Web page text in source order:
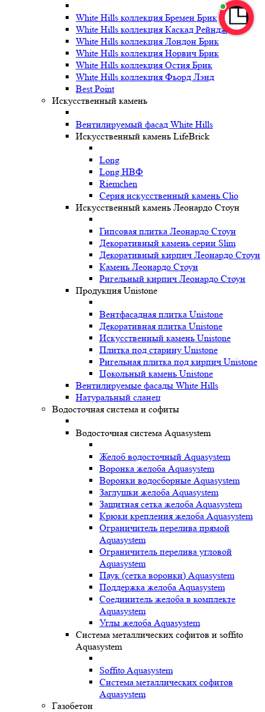
White Hills коллекция Бремен Брик
White Hills коллекция Каскад Рейндж
White Hills коллекция Лондон Брик
White Hills коллекция Норвич Брик
White Hills коллекция Остия Брик
White Hills коллекция Фьорд Лэнд
Best Point
Искусственный камень
Вентилируемый фасад White Hills
Искусственный камень LifeBrick
Long
Long НВФ
Riemchen
Серия искусственный камень Clio
Искусственный камень Леонардо Стоун
Гипсовая плитка Леонардо Стоун
Декоративный камень серии Slim
Декоративный кирпич Леонардо Стоун
Камень Леонардо Стоун
Ригельный кирпич Леонардо Стоун
Продукция Unistone
Вентфасадная плитка Unistone
Декоративная плитка Unistone
Искусственный камень Unistone
Плитка под старину Unistone
Ригельная плитка под кирпич Unistone
Цокольный камень Unistone
Вентилируемые фасады White Hills
Натуральный сланец
Водосточная система и софиты
Водосточная система Aquasystem
Желоб водосточный Aquasystem
Воронка желоба Aquasystem
Воронки водосборные Aquasystem
Заглушки желоба Aquasystem
Защитная сетка желоба Aquasystem
Крюки крепления желоба Aquasystem
Ограничитель перелива прямой
Aquasystem
Ограничитель перелива угловой
Aquasystem
Паук (сетка воронки) Aquasystem
Поддержка желоба Aquasystem
Соединитель желоба в комплекте
Aquasystem
Углы желоба Aquasystem
Система металлических софитов и soffito
Aquasystem
Soffito Aquasystem
Система металлических софитов
Aquasystem
Газобетон